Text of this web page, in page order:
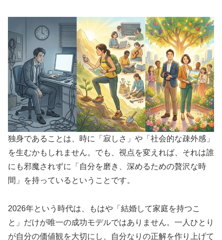
独身であることは、時に「寂しさ」や「社会的な疎外感」
を生むかもしれません。でも、視点を変えれば、それは誰
にも邪魔されずに「自分を磨き、深めるための贅沢な時
間」を持っているということです。
2026年という時代は、もはや「結婚して家庭を持つこ
と」だけが唯一の成功モデルではありません。一人ひとり
が自分の価値観を大切にし、自分なりの正解を作り上げて